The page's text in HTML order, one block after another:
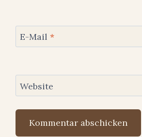
E-Mail *
Website